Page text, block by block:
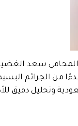
المحامي سعد
من الجرائم
وتحليل دقيق